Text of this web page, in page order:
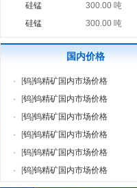
硅锰
300.00 吨
硅锰
300.00 吨
国内价格
· [钨]钨精矿国内市场价格
·
[钨]钨精矿国内市场价格
·
[钨]钨精矿国内市场价格
·
[钨]钨精矿国内市场价格
·
[钨]钨精矿国内市场价格
·
[钨]钨精矿国内市场价格